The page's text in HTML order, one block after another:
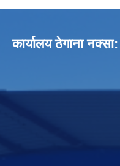
कार्यालय ठेगाना नक्सा: